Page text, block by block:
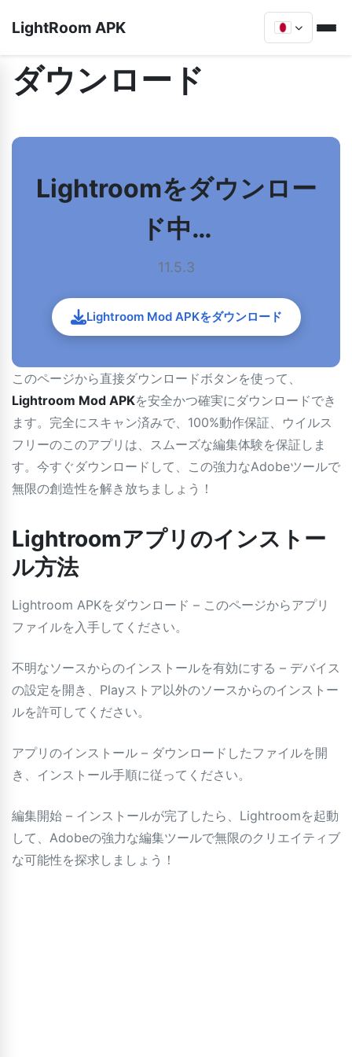
LightRoom APK
ダウンロード
Lightroomをダウンロー
ド中…
11.5.3
Lightroom Mod APKをダウンロード
このページから直接ダウンロードボタンを使って、
Lightroom Mod APKを安全かつ確実にダウンロードでき
ます。完全にスキャン済みで、100%動作保証、ウイルス
フリーのこのアプリは、スムーズな編集体験を保証しま
す。今すぐダウンロードして、この強力なAdobeツールで
無限の創造性を解き放ちましょう！
Lightroomアプリのインストー
ル方法
Lightroom APKをダウンロード – このページからアプリ
ファイルを入手してください。
不明なソースからのインストールを有効にする – デバイス
の設定を開き、Playストア以外のソースからのインストー
ルを許可してください。
アプリのインストール – ダウンロードしたファイルを開
き、インストール手順に従ってください。
編集開始 – インストールが完了したら、Lightroomを起動
して、Adobeの強力な編集ツールで無限のクリエイティブ
な可能性を探求しましょう！